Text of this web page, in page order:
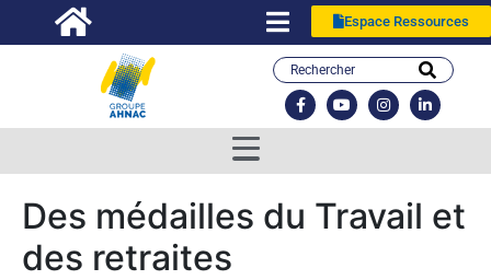
Espace Ressources
Des médailles du Travail et
des retraites